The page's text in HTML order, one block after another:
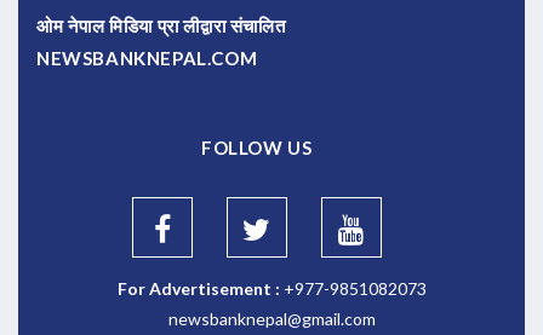
ओम नेपाल मिडिया प्रा लीद्वारा संचालित
NEWSBANKNEPAL.COM
FOLLOW US
For Advertisement : +977-9851082073
newsbanknepal@gmail.com